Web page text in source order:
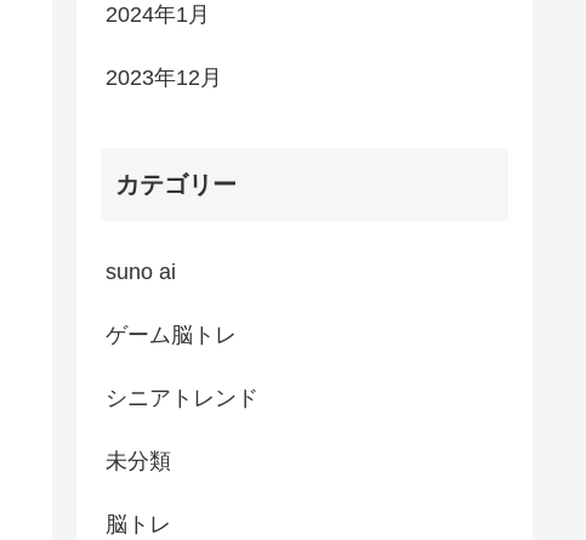
2024年1月
2023年12月
カテゴリー
suno ai
ゲーム脳トレ
シニアトレンド
未分類
脳トレ